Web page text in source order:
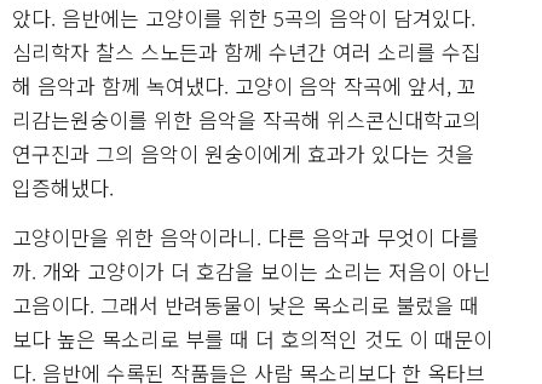
았다. 음반에는 고양이를 위한 5곡의 음악이 담겨있다.
심리학자 찰스 스노든과 함께 수년간 여러 소리를 수집
해 음악과 함께 녹여냈다. 고양이 음악 작곡에 앞서, 꼬
리감는원숭이를 위한 음악을 작곡해 위스콘신대학교의
연구진과 그의 음악이 원숭이에게 효과가 있다는 것을
입증해냈다.
고양이만을 위한 음악이라니. 다른 음악과 무엇이 다를
까. 개와 고양이가 더 호감을 보이는 소리는 저음이 아닌
고음이다. 그래서 반려동물이 낮은 목소리로 불렀을 때
보다 높은 목소리로 부를 때 더 호의적인 것도 이 때문이
다. 음반에 수록된 작품들은 사람 목소리보다 한 옥타브